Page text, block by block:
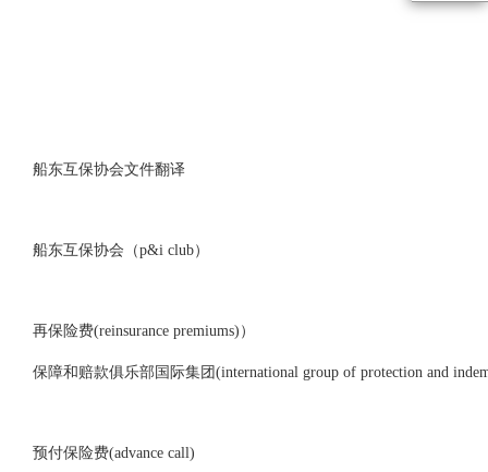
船东互保协会文件翻译
船东互保协会（p&i club）
再保险费(reinsurance premiums)）
保障和赔款俱乐部国际集团(international group of protection and
预付保险费(advance call)